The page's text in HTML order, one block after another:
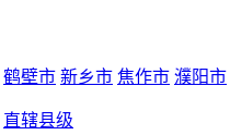
鹤壁市 新乡市 焦作市 濮阳市
直辖县级